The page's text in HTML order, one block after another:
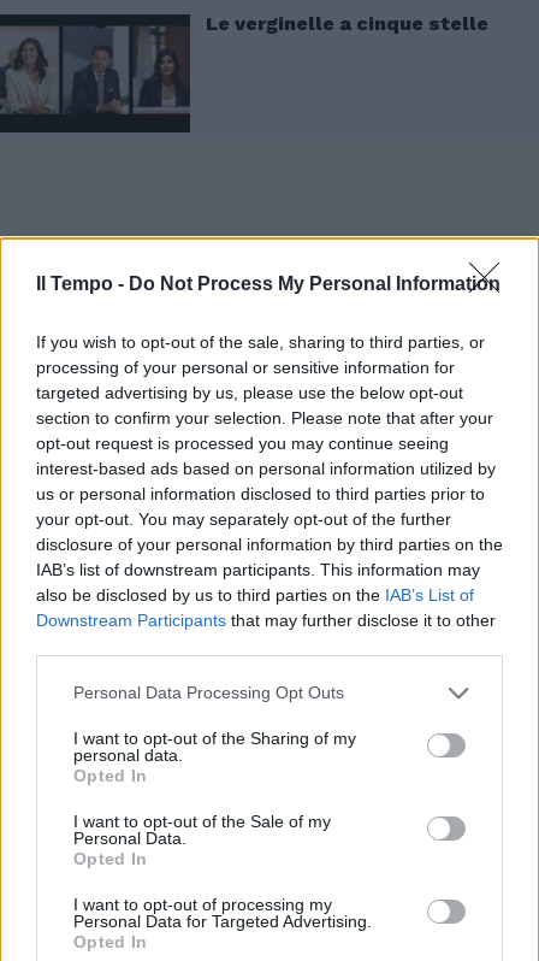
Il Tempo - Do Not Process My Personal Information
If you wish to opt-out of the sale, sharing to third parties, or
processing of your personal or sensitive information for
targeted advertising by us, please use the below opt-out
section to confirm your selection. Please note that after your
opt-out request is processed you may continue seeing
interest-based ads based on personal information utilized by
us or personal information disclosed to third parties prior to
your opt-out. You may separately opt-out of the further
disclosure of your personal information by third parties on the
IAB’s list of downstream participants. This information may
also be disclosed by us to third parties on the IAB’s List of
Downstream Participants that may further disclose it to other
Personal Data Processing Opt Outs
I want to opt-out of the Sharing of my
personal data.
Opted In
I want to opt-out of the Sale of my
Personal Data.
Opted In
I want to opt-out of processing my
Personal Data for Targeted Advertising.
Opted In
Le verginelle a cinque stelle
Ed ecco che il giornalista conclude il proprio
discorso - che tra l'altro esalta l'ex premier -
“Conte fa una cosa intelligente, perché trova
un pozzo di tutto quello che nei Cinquestelle
non piace e dice ‘Io vado da un’altra parte’,
perché ci sono le Europee e Conte non può
fare l’alleanza alle Europee, deve trovare una
linea per prendere più voti della Schlein, se
fa così ha vinto lui. Se la Schlein va sopra e
lui va sotto, ha vinto lei. Punto, quindi è una
mossa politica, ovviamente fatta all’ultimo
momento, che mette il Pd - chiosa Cerno - in
crisi”.